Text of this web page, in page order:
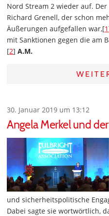
Nord Stream 2 wieder auf.
Richard Grenell, der schon
Äußerungen aufgefallen war,[1
mit Sanktionen gegen die am
[2] A.M.
30. Januar 2019 um 13:12
Angela Merkel und
und sicherheitspolitische
Dabei sagte sie wortwörtlich,